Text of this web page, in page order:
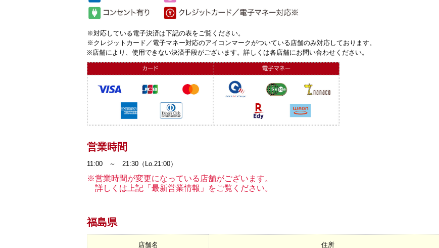
※対応している電子決済は下記の表をご覧ください。
※クレジットカード／電子マネー対応のアイコンマークがついている店舗のみ対応しております。
※店舗により、使用できない決済手段がございます。詳しくは各店舗にお問い合わせください。
営業時間
11:00 ～ 21:30（Lo.21:00）
※営業時間が変更になっている店舗がございます。
詳しくは上記「最新営業情報」をご覧ください。
福島県
店舗名 住所